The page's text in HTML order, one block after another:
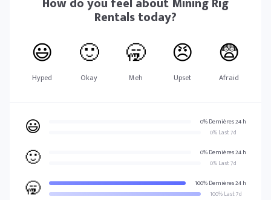
Rentalstoday?
😃
Hyped
🙂
Okay
🥱
Meh
😠
Upset
😨
Afraid
😃
0% Dernières 24 h
0% Last 7d
🙂
0% Dernières 24 h
0% Last 7d
🥱
100% Dernières 24 h
100% Last 7d